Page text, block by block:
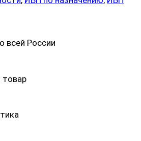
всей России
товар